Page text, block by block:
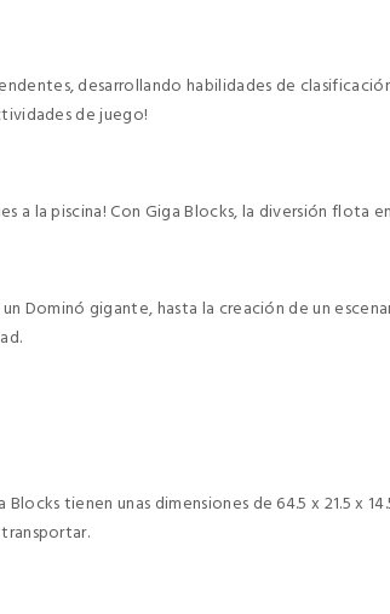
desarrollando habilidades de
de juego!
a la piscina! Con Giga Blocks, la diversión flota
Dominó gigante, hasta la creación de un
tienen unas dimensiones de 64.5 x 21.5 x